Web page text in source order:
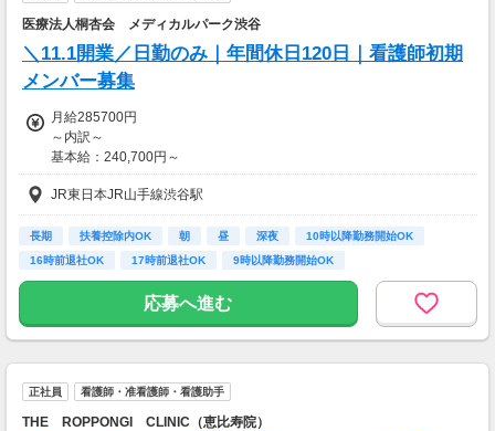
医療法人桐杏会 メディカルパーク渋谷
＼11.1開業／日勤のみ｜年間休日120日｜看護師初期
メンバー募集
月給285700円
～内訳～
基本給：240,700円～
職務給：5,000円～
調整手当：40,000円～
※試用期間あり(3ヵ月/雇用形態・条件変更なし)
■賞与(年2回)：勤続1年以上の方
→昨年実績＝5か月分
■調整手当2000円/月
■賞与あり（年2回/勤続1年以上の方）
■昼食補助あり
JR東日本JR山手線渋谷駅
長期 扶養控除内OK 朝 昼 深夜
10時以降勤務開始OK
16時前退社OK
17時前退社OK 9時以降勤務開始OK
応募へ進む
正社員 看護師・准看護師・看護助手
THE ROPPONGI CLINIC（恵比寿院）